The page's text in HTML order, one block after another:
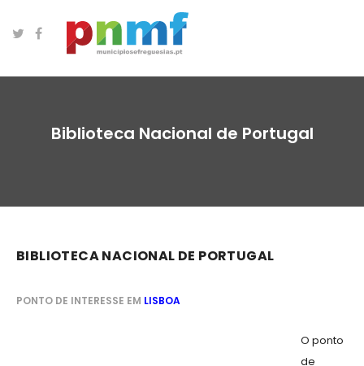
Biblioteca Nacional de Portugal
BIBLIOTECA NACIONAL DE PORTUGAL
PONTO DE INTERESSE EM LISBOA
O ponto
de